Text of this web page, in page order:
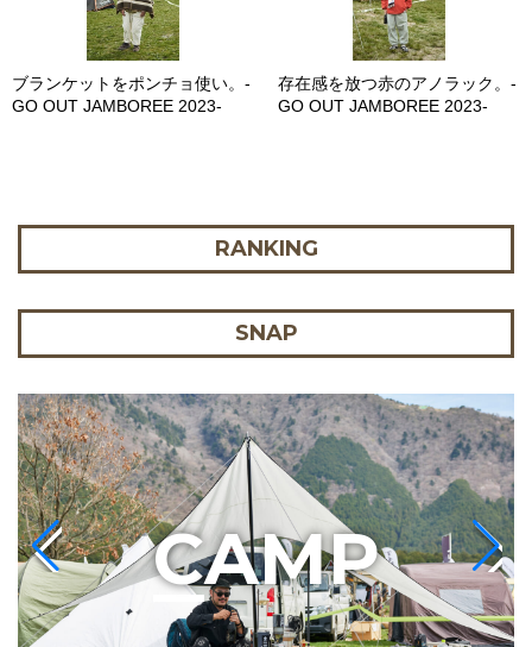
ブランケットをポンチョ使い。-
GO OUT JAMBOREE 2023-
存在感を放つ赤のアノラック。-
GO OUT JAMBOREE 2023-
RANKING
SNAP
CAMP